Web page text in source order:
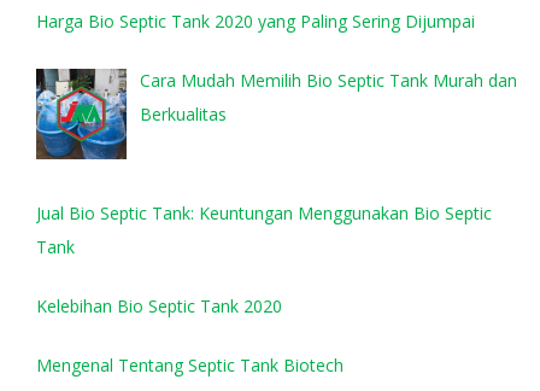
Harga Bio Septic Tank 2020 yang Paling Sering Dijumpai
Cara Mudah Memilih Bio Septic Tank Murah dan
Berkualitas
Jual Bio Septic Tank: Keuntungan Menggunakan Bio Septic
Tank
Kelebihan Bio Septic Tank 2020
Mengenal Tentang Septic Tank Biotech